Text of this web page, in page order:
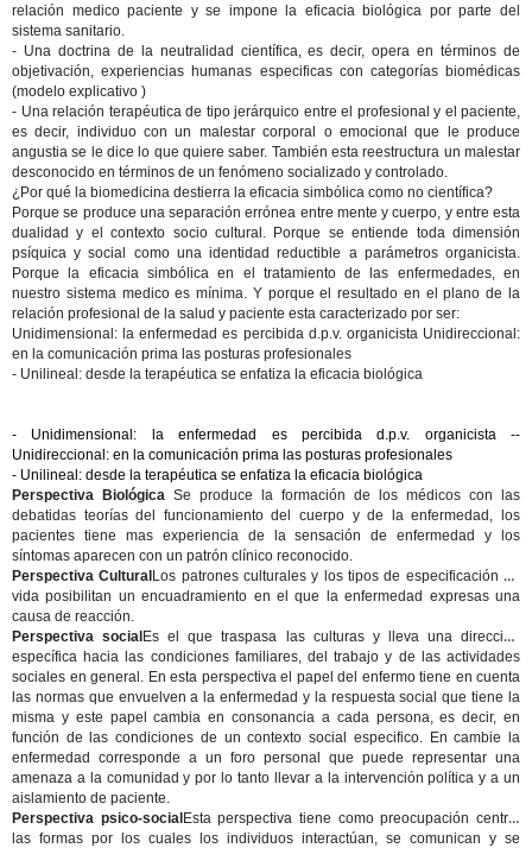
relación medico paciente y se impone la eficacia biológica por parte del
sistema sanitario.
- Una doctrina de la neutralidad científica, es decir, opera en términos de
objetivación, experiencias humanas especificas con categorías biomédicas
(modelo explicativo )
- Una relación terapéutica de tipo jerárquico entre el profesional y el paciente,
es decir, individuo con un malestar corporal o emocional que le produce
angustia se le dice lo que quiere saber. También esta reestructura un malestar
desconocido en términos de un fenómeno socializado y controlado.
¿Por qué la biomedicina destierra la eficacia simbólica como no científica?
Porque se produce una separación errónea entre mente y cuerpo, y entre esta
dualidad y el contexto socio cultural. Porque se entiende toda dimensión
psíquica y social como una identidad reductible a parámetros organicista.
Porque la eficacia simbólica en el tratamiento de las enfermedades, en
nuestro sistema medico es mínima. Y porque el resultado en el plano de la
relación profesional de la salud y paciente esta caracterizado por ser:
Unidimensional: la enfermedad es percibida d.p.v. organicista Unidireccional:
en la comunicación prima las posturas profesionales
- Unilineal: desde la terapéutica se enfatiza la eficacia biológica
- Unidimensional: la enfermedad es percibida d.p.v. organicista --
Unidireccional: en la comunicación prima las posturas profesionales
- Unilineal: desde la terapéutica se enfatiza la eficacia biológica
Perspectiva Biológica Se produce la formación de los médicos con las
debatidas teorías del funcionamiento del cuerpo y de la enfermedad, los
pacientes tiene mas experiencia de la sensación de enfermedad y los
síntomas aparecen con un patrón clínico reconocido.
Perspectiva Cultural Los patrones culturales y los tipos de especificación de
vida posibilitan un encuadramiento en el que la enfermedad expresas una
causa de reacción.
Perspectiva social Es el que traspasa las culturas y lleva una dirección
específica hacia las condiciones familiares, del trabajo y de las actividades
sociales en general. En esta perspectiva el papel del enfermo tiene en cuenta
las normas que envuelven a la enfermedad y la respuesta social que tiene la
misma y este papel cambia en consonancia a cada persona, es decir, en
función de las condiciones de un contexto social especifico. En cambie la
enfermedad corresponde a un foro personal que puede representar una
amenaza a la comunidad y por lo tanto llevar a la intervención política y a un
aislamiento de paciente.
Perspectiva psico-social Esta perspectiva tiene como preocupación central
las formas por los cuales los individuos interactúan, se comunican y se